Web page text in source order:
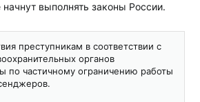
выполнять законы России.
преступникам в соответствии с
органов
по частичному ограничению работы